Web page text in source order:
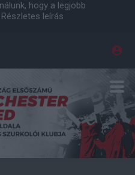
hogy a legjobb
Részletes leírás